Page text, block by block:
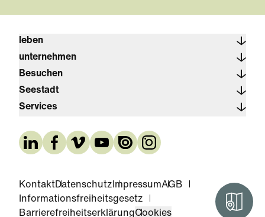
leben
unternehmen
Besuchen
Seestadt
Services
KontaktDatenschutz ImpressumAGB
Informationsfreiheitsgesetz
BarrierefreiheitserklärungCookies